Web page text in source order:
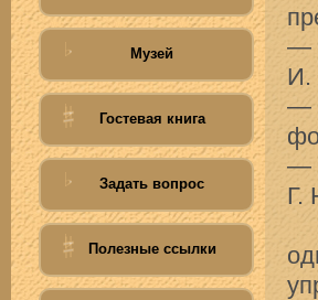
Музей
Гостевая книга
Задать вопрос
Полезные ссылки
—
И.
—
—
Г.